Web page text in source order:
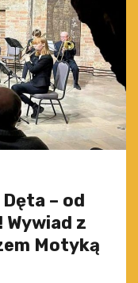
– od
Wywiad z
Motyką